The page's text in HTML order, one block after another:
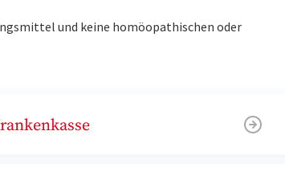
und keine homöopathischen oder